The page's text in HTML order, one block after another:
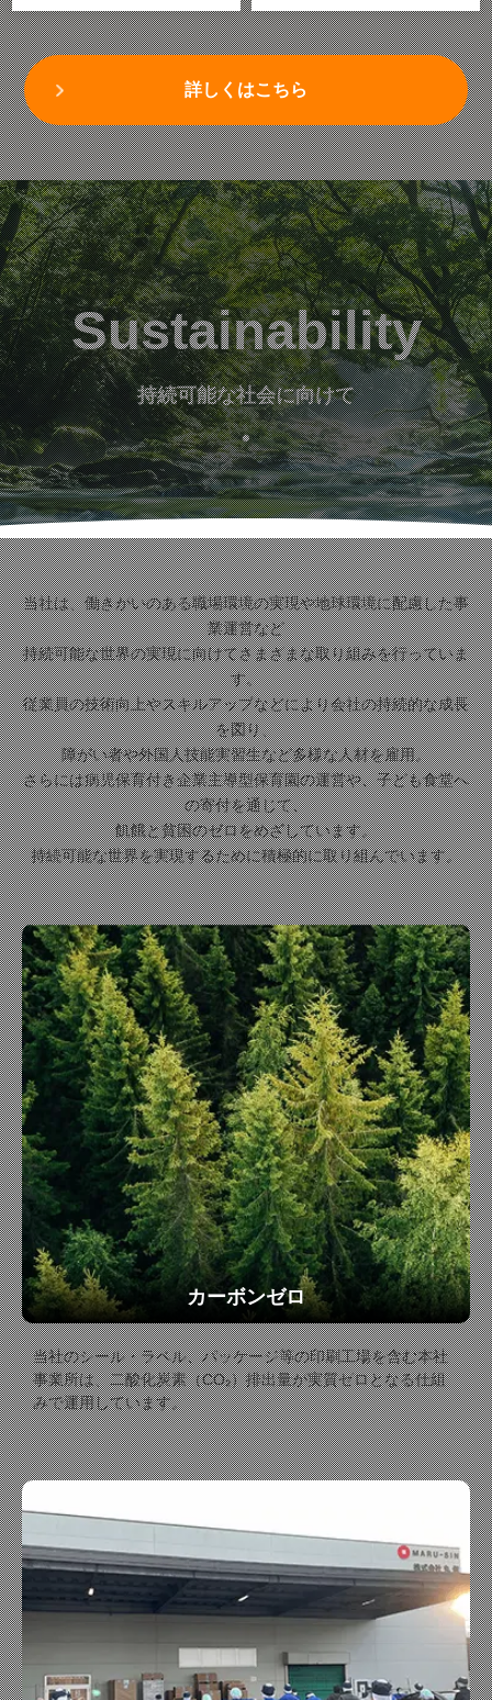
詳しくはこちら
Sustainability
持続可能な社会に向けて
当社は、働きがいのある職場環境の実現や地球環境に配慮した事
業運営など
持続可能な世界の実現に向けてさまざまな取り組みを行っていま
す。
従業員の技術向上やスキルアップなどにより会社の持続的な成長
を図り、
障がい者や外国人技能実習生など多様な人材を雇用。
さらには病児保育付き企業主導型保育園の運営や、子ども食堂へ
の寄付を通じて、
飢餓と貧困のゼロをめざしています。
持続可能な世界を実現するために積極的に取り組んでいます。
カーボンゼロ
当社のシール・ラベル、パッケージ等の印刷工場を含む本社
事業所は、二酸化炭素（CO₂）排出量が実質ゼロとなる仕組
みで運用しています。